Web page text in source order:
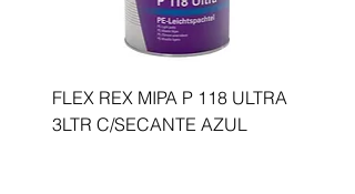
FLEX REX MIPA P 118 ULTRA
3LTR C/SECANTE AZUL